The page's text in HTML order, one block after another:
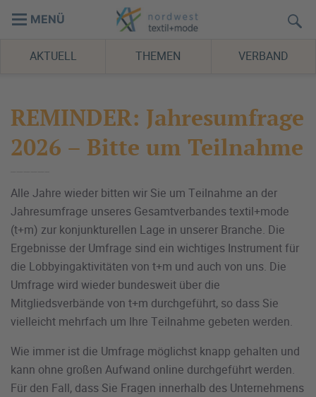
MENÜ
AKTUELL THEMEN VERBAND
REMINDER: Jahresumfrage
2026 – Bitte um Teilnahme
Alle Jahre wieder bitten wir Sie um Teilnahme an der
Jahresumfrage unseres Gesamtverbandes textil+mode
(t+m) zur konjunkturellen Lage in unserer Branche. Die
Ergebnisse der Umfrage sind ein wichtiges Instrument für
die Lobbyingaktivitäten von t+m und auch von uns. Die
Umfrage wird wieder bundesweit über die
Mitgliedsverbände von t+m durchgeführt, so dass Sie
vielleicht mehrfach um Ihre Teilnahme gebeten werden.
Wie immer ist die Umfrage möglichst knapp gehalten und
kann ohne großen Aufwand online durchgeführt werden.
Für den Fall, dass Sie Fragen innerhalb des Unternehmens